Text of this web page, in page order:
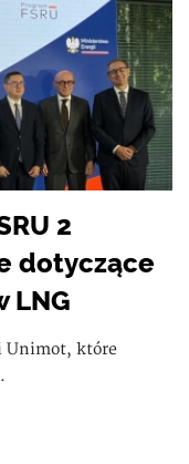
2
dotyczące
LNG
Unimot, które